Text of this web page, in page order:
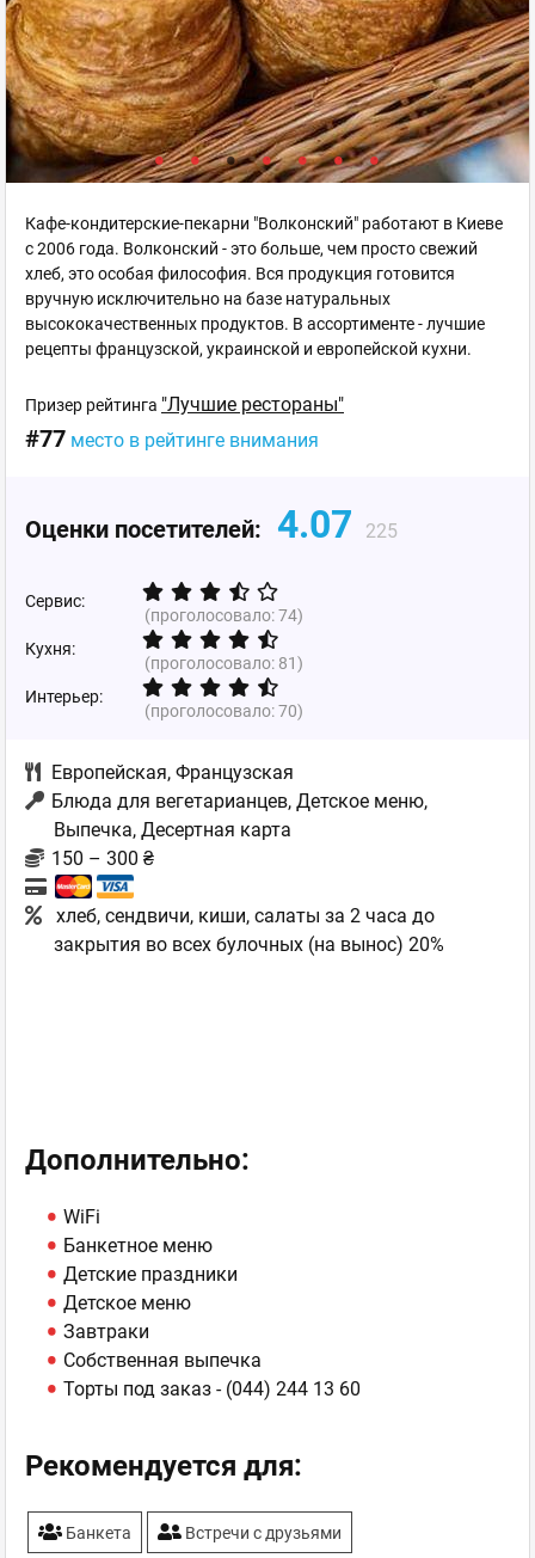
Кафе-кондитерские-пекарни "Волконский" работают в Киеве
с 2006 года. Волконский - это больше, чем просто свежий
хлеб, это особая философия. Вся продукция готовится
вручную исключительно на базе натуральных
высококачественных продуктов. В ассортименте - лучшие
рецепты французской, украинской и европейской кухни.
Призер рейтинга "Лучшие рестораны"
#77 место в рейтинге внимания
Оценки посетителей: 4.07 225
Сервис:
(проголосовало:74)
Кухня:
(проголосовало: 81)
Интерьер:
(проголосовало:70)
Европейская, Французская
Блюда для вегетарианцев, Детское меню,
Выпечка, Десертная карта
150 – 300 ₴
хлеб, сендвичи, киши, салаты за 2 часа до
закрытия во всех булочных (на вынос) 20%
Дополнительно:
WiFi
Банкетное меню
Детские праздники
Детское меню
Завтраки
Собственная выпечка
Торты под заказ - (044) 244 13 60
Рекомендуется для:
Банкета Встречи с друзьями